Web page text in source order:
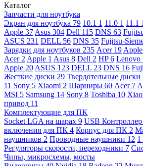
Каталог
Запчасти для ноутбука
Экран для ноутбука 79 10.1 1 11.0 1 11.1 1
Apple 37 Asus 304 Dell 115 DNS 63
ASUS 231 DELL 56 DNS 35 Fujitsu-
Зарядки для ноутбуков 235 Acer 19 Apple
Acer 2 Apple 1 Asus 8 Dell 2 HP6 Lenovo
Apple 20 ASUS 123 DELL 23 DNS 16
Жесткие диски 29 Твердотельные диски
11 Sony 5 Xiaomi 2 Шарниры 60 Acer 7
MSI 5 Samsung 14 Sony 8 Toshiba 10
привод 11
Комплектующие для ПК
Socket LGA на шарах 9 USB Контроллер
включения для ПК 4 Корпус для ПК 2
наушников 2 Проводные наушники 12 1
Регуляторы скорости, переходники 7
Чипы, микросхемы, мосты